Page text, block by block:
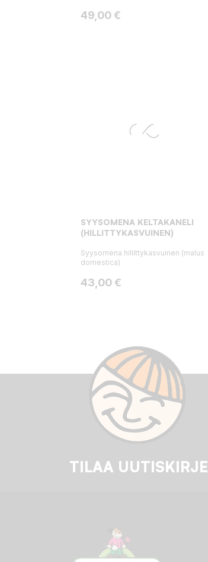
Hinta
49,00 €
SYYSOMENA KELTAKANELI
(HILLITTYKASVUINEN)
Syysomena hillittykasvuinen (malus
domestica)
Hinta
43,00 €
TILAA UUTISKIRJE